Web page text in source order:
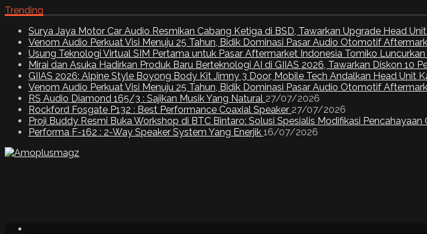
Trending
Surya Jaya Motor Car Audio Resmikan Cabang Ketiga di BSD, Tawarkan Upgrade Head
Venom Audio Perkuat Visi Menuju 25 Tahun, Bidik Dominasi Pasar Audio Otomotif
Usung Teknologi Virtual SIM Pertama untuk Pasar Aftermarket Indonesia Tomiko
Mirai dan Asuka Hadirkan Produk Baru Berteknologi AI di GIIAS 2026, Tawarkan Diskon 10
GIIAS 2026: Alpine Style Boyong Body Kit Jimny 3 Door, Mobile Tech Andalkan Head Unit
Venom Audio Perkuat Visi Menuju 25 Tahun, Bidik Dominasi Pasar Audio Otomotif
RS Audio Diamond 165/3 : Sajikan Musik Yang Natural 27/07/2026
Rockford Fosgate P132 : Best Performance Coaxial Speaker 27/07/2026
Proji Buddy Resmi Buka Workshop di BTC Bintaro: Solusi Spesialis Modifikasi
Performa F-162 : 2-Way Speaker System Yang Enerjik 16/07/2026